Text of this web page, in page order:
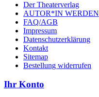
Der Theaterverlag
AUTOR*IN WERDEN
FAQ/AGB
Impressum
Datenschutzerklärung
Kontakt
Sitemap
Bestellung widerrufen
Ihr Konto